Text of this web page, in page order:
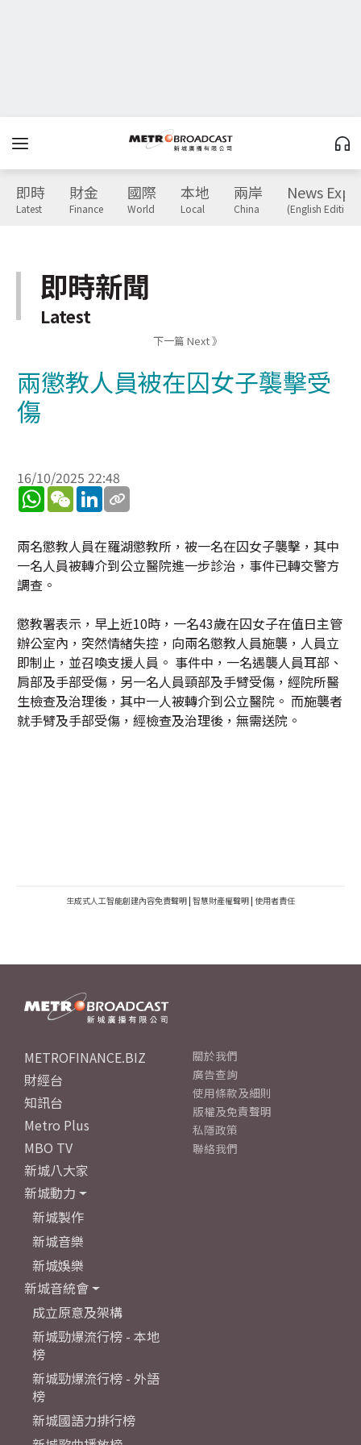
即時
Latest
財金
Finance
國際
World
本地
Local
兩岸
China
News
(English Edition)
即時新聞
Latest
下一篇 Next 》
兩懲教人員被在囚女子襲擊受
傷
16/10/2025 22:48
WhatsApp
WeChatLinkedIn
兩名懲教人員在羅湖懲教所，被一名在囚女子襲擊，其中
一名人員被轉介到公立醫院進一步診治，事件已轉交警方
調查。
懲教署表示，早上近10時，一名43歲在囚女子在值日主管
辦公室內，突然情緒失控，向兩名懲教人員施襲，人員立
即制止，並召喚支援人員。 事件中，一名遇襲人員耳部、
肩部及手部受傷，另一名人員頸部及手臂受傷，經院所醫
生檢查及治理後，其中一人被轉介到公立醫院。 而施襲者
就手臂及手部受傷，經檢查及治理後，無需送院。
生成式人工智能創建內容免責聲明 | 智慧財產權聲明 | 使用者責任
METROFINANCE.BIZ
財經台
知訊台
Metro Plus
MBO TV
新城八大家
新城動力
新城製作
新城音樂
新城娛樂
新城音統會
成立原意及架構
新城勁爆流行榜 - 本地
榜
新城勁爆流行榜 - 外語
榜
新城國語力排行榜
關於我們
廣告查詢
使用條款及細則
版權及免責聲明
私隱政策
聯絡我們